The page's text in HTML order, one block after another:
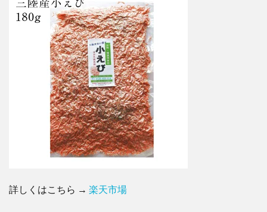
詳しくはこちら → 楽天市場